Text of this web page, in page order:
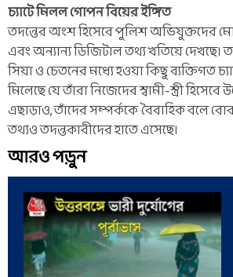
চ্যাটে মিলল গোপন বিয়ের ইঙ্গিত
তদন্তের অংশ হিসেবে পুলিশ অভিযুক্তদের
এবং অন্যান্য ডিজিটাল তথ্য খতিয়ে দেখছে।
সিয়া ও চেতনের মধ্যে হওয়া কিছু ব্যক্তিগত
মিলেছে যে তাঁরা নিজেদের স্বামী-স্ত্রী হিসেবে
এছাড়াও, তাঁদের সম্পর্ককে বৈবাহিক বলে
তথ্যও তদন্তকারীদের হাতে এসেছে।
আরও পড়ুন